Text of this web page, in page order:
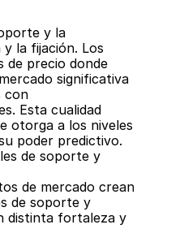
y la
y la fijación. Los
de precio donde
significativa
con
Esta cualidad
otorga a los niveles
poder predictivo.
de soporte y
de mercado crean
de soporte y
distinta fortaleza y